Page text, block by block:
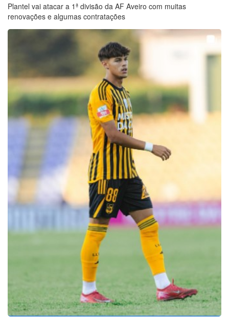
Plantel vai atacar a 1ª divisão da AF Aveiro com muitas
renovações e algumas contratações